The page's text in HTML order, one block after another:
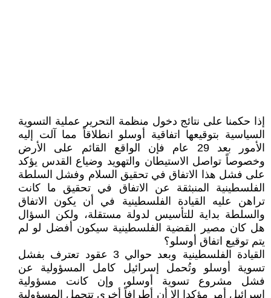
إذا حكمنا على نتائج دخول منظمة التحرير عملية التسوية
السياسية بتوقيعها اتفاقية أوسلو انطلاقاً مما آلت إليه
الأمور بعد 29 عام فإن الواقع القائم على الأرض
وخصوصاً تواصل الاستيطان والتهويد وضياع القدس يؤكد
على فشل هذا الاتفاق في تحقيق السلام وفشل السلطة
الفلسطينية المنبثقة عن الاتفاق في تحقيق ما كانت
تراهن عليه القيادة الفلسطينية في أن يكون الاتفاق
والسلطة بداية للتأسيس لدولة مستقلة، ولكن السؤال
هل كان مصير القضية الفلسطينية سيكون أفضل لو لم
يتم توقيع اتفاق أوسلو؟
القيادة الفلسطينية وبعد حوالي 3 عقود تعترف بفشل
تسوية أوسلو وتُحمل إسرائيل كامل المسؤولية عن
فشل مشروع تسوية أوسلو، وإن كانت مسؤولية
إسرائيل أمر مؤكدا إلا أن أطرافاً أخرى تتحمل المسؤولية